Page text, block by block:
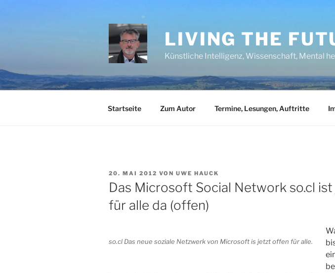
LIVING THE
Künstliche Intelligenz, Wissenschaft, Mental
Startseite Zum Autor Termine, Lesungen, Auftritte
VERÖFFENTLICHT
AM
20. MAI 2012 VON UWE HAUCK
Das Microsoft Social Network so.cl
für alle da (offen)
so.cl Das neue soziale Netzwerk von Microsoft is jetzt offen für alle.